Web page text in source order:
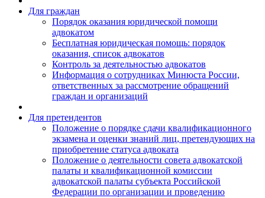
Для граждан
Порядок оказания юридической помощи
адвокатом
Бесплатная юридическая помощь: порядок
оказания, список адвокатов
Контроль за деятельностью адвокатов
Информация о сотрудниках Минюста России,
ответственных за рассмотрение обращений
граждан и организаций
Для претендентов
Положение о порядке сдачи квалификационного
экзамена и оценки знаний лиц, претендующих на
приобретение статуса адвоката
Положение о деятельности совета адвокатской
палаты и квалификационной комиссии
адвокатской палаты субъекта Российской
Федерации по организации и проведению